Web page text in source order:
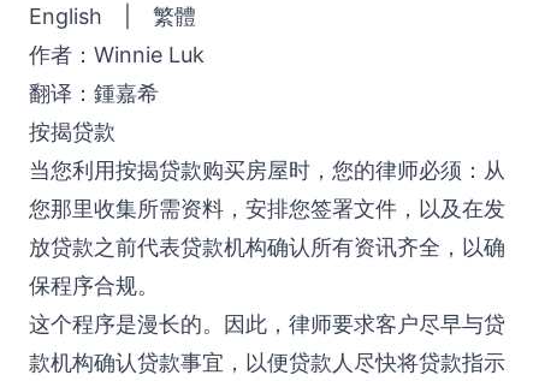
English
繁體
作者：Winnie Luk
翻译：鍾嘉希
按揭贷款
当您利用按揭贷款购买房屋时，您的律师必须：从
您那里收集所需资料，安排您签署文件，以及在发
放贷款之前代表贷款机构确认所有资讯齐全，以确
保程序合规。
这个程序是漫长的。因此，律师要求客户尽早与贷
款机构确认贷款事宜，以便贷款人尽快将贷款指示